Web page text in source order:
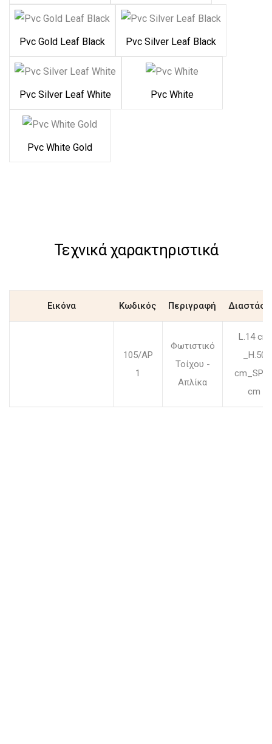
Pvc Gold Leaf Black Pvc Silver Leaf Black
Pvc Silver Leaf White Pvc White
Pvc White Gold
Τεχνικά χαρακτηριστικά
Εικόνα Κωδικός Περιγραφή
105/AP
1
Φωτιστικό
Τοίχου -
Απλίκα
L.14 cm
_H.50
cm